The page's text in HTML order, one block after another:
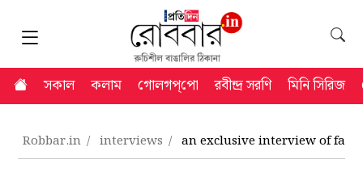
সকাল কলাম গোলগপ্‌পো রবীন্দ্র সরণি মিনি সিরিজ
Robbar.in interviews an exclusive interview of